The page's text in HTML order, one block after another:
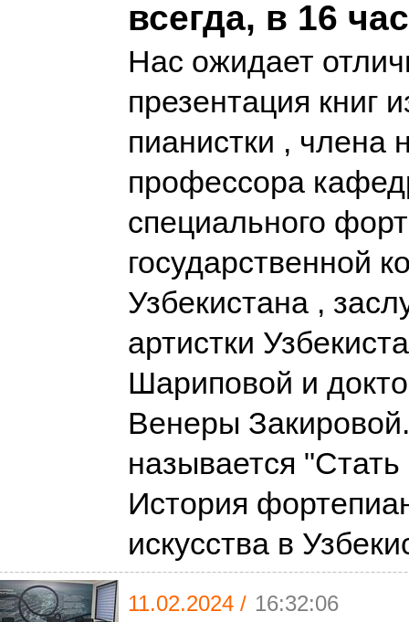
всегда, в 16
Нас ожидает
презентация книг
пианистки , члена
профессора
специального
государственной
Узбекистана ,
артистки
Шариповой и
Венеры
называется
История
искусства в
11.02.2024 / 16:32:06